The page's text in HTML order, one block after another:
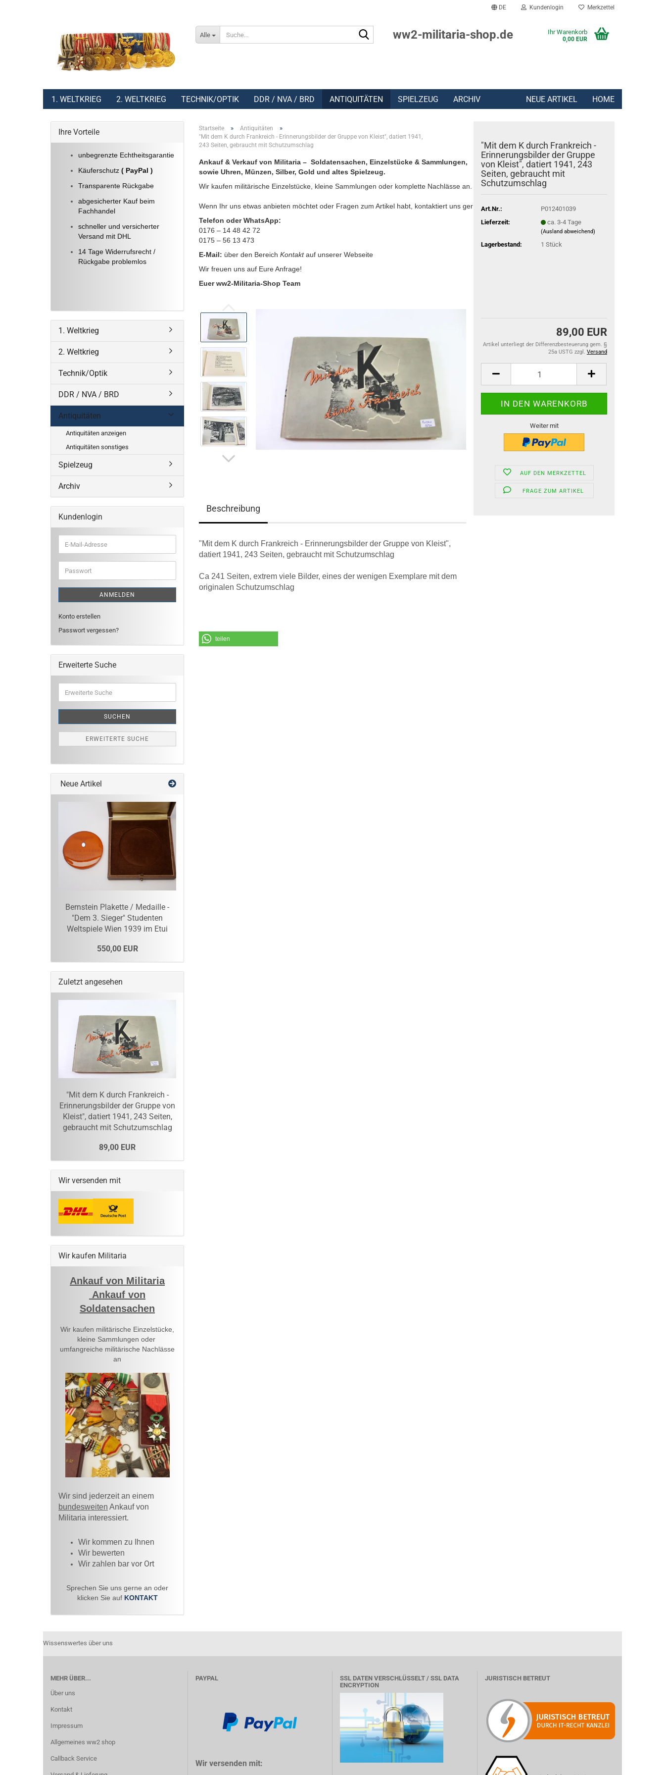
DE Kundenlogin Merkzettel
Alle ww2-militaria-shop.de Ihr Warenkorb
0,00 EUR
1. WELTKRIEG 2. WELTKRIEG TECHNIK/OPTIK DDR / NVA / BRD ANTIQUITÄTEN SPIELZEUG ARCHIV NEUE ARTIKEL HOME
Startseite » Antiquitäten »
"Mit dem K durch Frankreich - Erinnerungsbilder der Gruppe von Kleist", datiert 1941,
243 Seiten, gebraucht mit Schutzumschlag
Ankauf & Verkauf von Militaria – Soldatensachen, Einzelstücke & Sammlungen,
sowie Uhren, Münzen, Silber, Gold und altes Spielzeug.
Wir kaufen militärische Einzelstücke, kleine Sammlungen oder komplette Nachlässe an.
Wenn Ihr uns etwas anbieten möchtet oder Fragen zum Artikel habt, kontaktiert uns gern:
Telefon oder WhatsApp:
0176 – 14 48 42 72
0175 – 56 13 473
E-Mail: über den Bereich Kontakt auf unserer Webseite
Wir freuen uns auf Eure Anfrage!
Euer ww2-Militaria-Shop Team
"Mit dem K durch Frankreich -
Erinnerungsbilder der Gruppe
von Kleist", datiert 1941, 243
Seiten, gebraucht mit
Schutzumschlag
Art.Nr.:
P012401039
Lieferzeit:
ca. 3-4 Tage
(Ausland abweichend)
Lagerbestand: 1Stück
89,00 EUR
Artikel unterliegt der Differenzbesteuerung gem. §
25a USTG zzgl. Versand
Weiter mit
AUF DEN MERKZETTEL
FRAGE ZUM ARTIKEL
Beschreibung
"Mit dem K durch Frankreich - Erinnerungsbilder der Gruppe von Kleist",
datiert 1941, 243 Seiten, gebraucht mit Schutzumschlag
Ca 241 Seiten, extrem viele Bilder, eines der wenigen Exemplare mit dem
originalen Schutzumschlag
teilen
Ihre Vorteile
unbegrenzte Echtheitsgarantie
Käuferschutz ( PayPal )
Transparente Rückgabe
abgesicherter Kauf beim
Fachhandel
schneller und versicherter
Versand mit DHL
14 Tage Widerrufsrecht /
Rückgabe problemlos
1. Weltkrieg
2. Weltkrieg
Technik/Optik
DDR / NVA / BRD
Antiquitäten
Antiquitäten anzeigen
Antiquitäten sonstiges
Spielzeug
Archiv
Kundenlogin
E-
Mail-
Adresse
Passwort
ANMELDEN
Konto erstellen
Passwort vergessen?
Erweiterte Suche
Suche
SUCHEN
ERWEITERTE SUCHE
Neue Artikel
Bernstein Plakette / Medaille -
"Dem 3. Sieger" Studenten
Weltspiele Wien 1939 im Etui
550,00 EUR
Zuletzt angesehen
"Mit dem K durch Frankreich -
Erinnerungsbilder der Gruppe von
Kleist", datiert 1941, 243 Seiten,
gebraucht mit Schutzumschlag
89,00 EUR
Wir versenden mit
Wir kaufen Militaria
Ankauf von Militaria
Ankauf von
Soldatensachen
Wir kaufen militärische Einzelstücke,
kleine Sammlungen oder
umfangreiche militärische Nachlässe
an
Wir sind jederzeit an einem
bundesweiten Ankauf von
Militaria interessiert.
Wir kommen zu Ihnen​
Wir bewerten
Wir zahlen bar vor Ort
Sprechen Sie uns gerne an oder
klicken Sie auf KONTAKT
Wissenswertes über uns
MEHR ÜBER...
Über uns
Kontakt
Impressum
Allgemeines ww2 shop
Callback Service
PAYPAL
Wir versenden mit:
SSL DATEN VERSCHLÜSSELT / SSL DATA
ENCRYPTION
JURISTISCH BETREUT